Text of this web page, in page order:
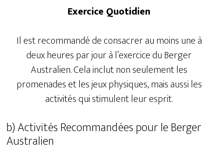
Exercice Quotidien
Il est recommandé de consacrer au moins une à
deux heures par jour à l’exercice du Berger
Australien. Cela inclut non seulement les
promenades et les jeux physiques, mais aussi les
activités qui stimulent leur esprit.
b) Activités Recommandées pour le Berger
Australien